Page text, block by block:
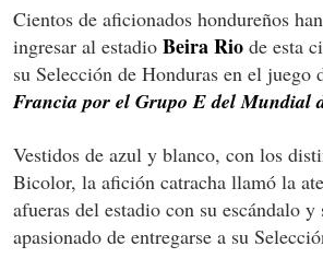
Cientos de aficionados hondureños
ingresar al estadio Beira Rio de esta
su Selección de Honduras en el juego
Francia por el Grupo E del Mundial
Vestidos de azul y blanco, con los
Bicolor, la afición catracha llamó la
afueras del estadio con su escándalo y
apasionado de entregarse a su